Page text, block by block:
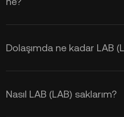
Dolaşımda ne kadar LAB
Nasıl LAB (LAB) saklarım?